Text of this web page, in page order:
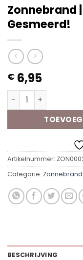
Zonnebrand
Gesmeerd!
€ 6,95
Zonnebrand |
Artikelnummer:
Categorie: Zonnebrand
BESCHRIJVING